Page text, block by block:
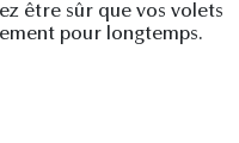
être sûr que vos volets
pour longtemps.